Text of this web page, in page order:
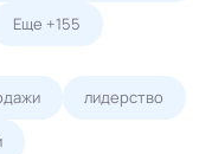
Еще +155
лидерство